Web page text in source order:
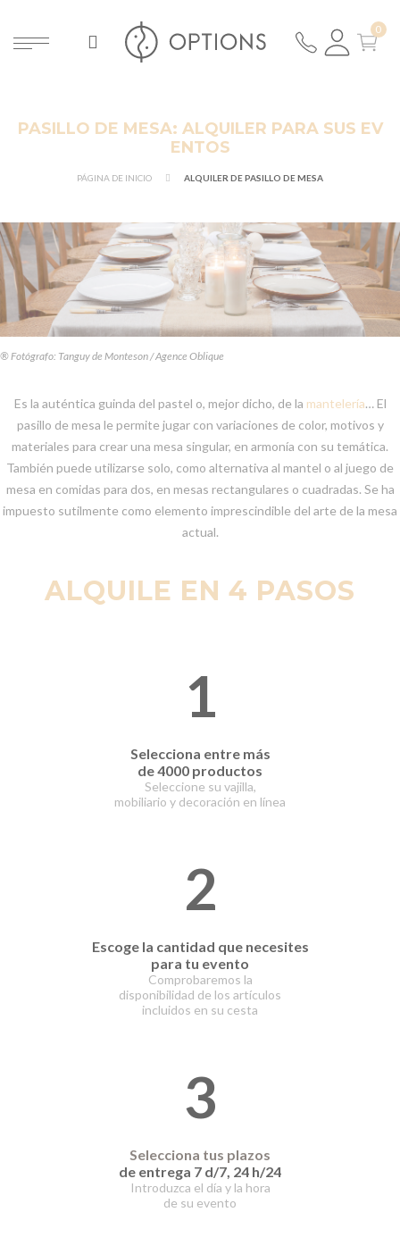
PASILLO DE MESA: ALQUILER PARA SUS EV
ENTOS
PÁGINA DE INICIO ALQUILER DE PASILLO DE MESA
® Fotógrafo: Tanguy de Monteson / Agence Oblique
Es la auténtica guinda del pastel o, mejor dicho, de la mantelería… El
pasillo de mesa le permite jugar con variaciones de color, motivos y
materiales para crear una mesa singular, en armonía con su temática.
También puede utilizarse solo, como alternativa al mantel o al juego de
mesa en comidas para dos, en mesas rectangulares o cuadradas. Se ha
impuesto sutilmente como elemento imprescindible del arte de la mesa
actual.
ALQUILE EN 4 PASOS
1
Selecciona entre más
de 4000 productos
Seleccione su vajilla,
mobiliario y decoración en línea
2
Escoge la cantidad que necesites
para tu evento
Comprobaremos la
disponibilidad de los artículos
incluidos en su cesta
3
Selecciona tus plazos
de entrega 7 d/7, 24 h/24
Introduzca el día y la hora
de su evento